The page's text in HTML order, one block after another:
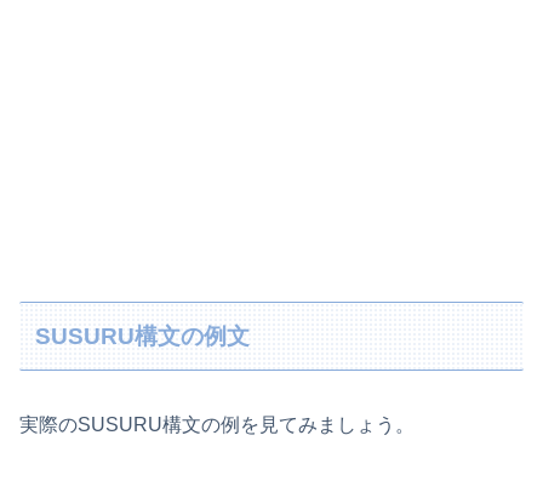
SUSURU構文の例文
実際のSUSURU構文の例を見てみましょう。